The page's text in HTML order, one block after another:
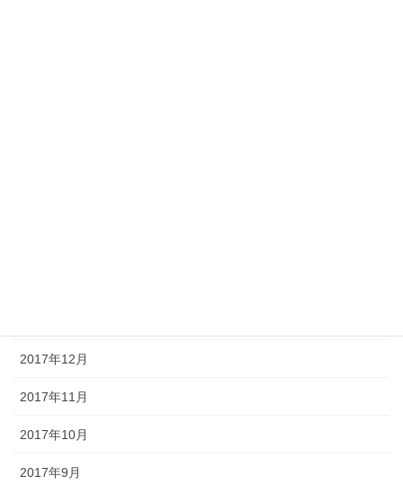
2017年12月
2017年11月
2017年10月
2017年9月